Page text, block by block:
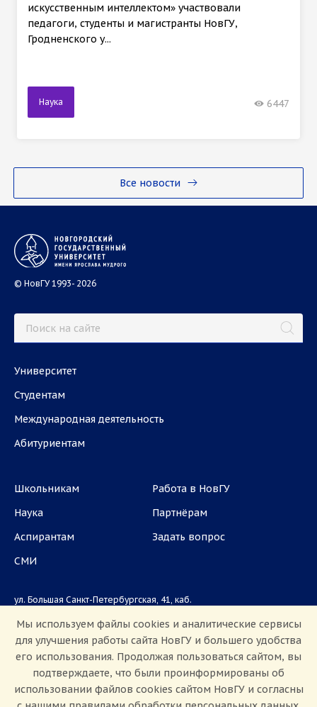
Все новости
искусственным интеллектом» участвовали
педагоги, студенты и магистранты НовГУ,
Гродненского у...
Наука 6447
© НовГУ 1993- 2026
Университет
Студентам
Международная деятельность
Абитуриентам
Школьникам
Наука
Аспирантам
СМИ
Работа в НовГУ
Партнёрам
Задать вопрос
ул. Большая Санкт-Петербургская, 41, каб.
Приемная комиссия: +7(8162)33-20-44
Мы используем файлы cookies и аналитические сервисы
для улучшения работы сайта НовГУ и большего удобства
его использования. Продолжая пользоваться сайтом, вы
подтверждаете, что были проинформированы об
использовании файлов cookies сайтом НовГУ и согласны